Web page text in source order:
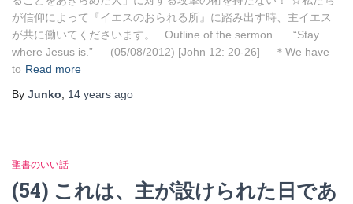
が信仰によって『イエスのおられる所』に踏み出す時、主イエス
が共に働いてくださいます。 Outline of the sermon “Stay
where Jesus is.” (05/08/2012) [John 12: 20-26] ＊We have
to Read more
By Junko 14 years ago
聖書のいい話
(54) これは、主が設けられた日であ